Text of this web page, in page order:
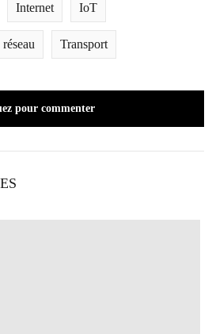
Internet IoT
réseau Transport
pour commenter